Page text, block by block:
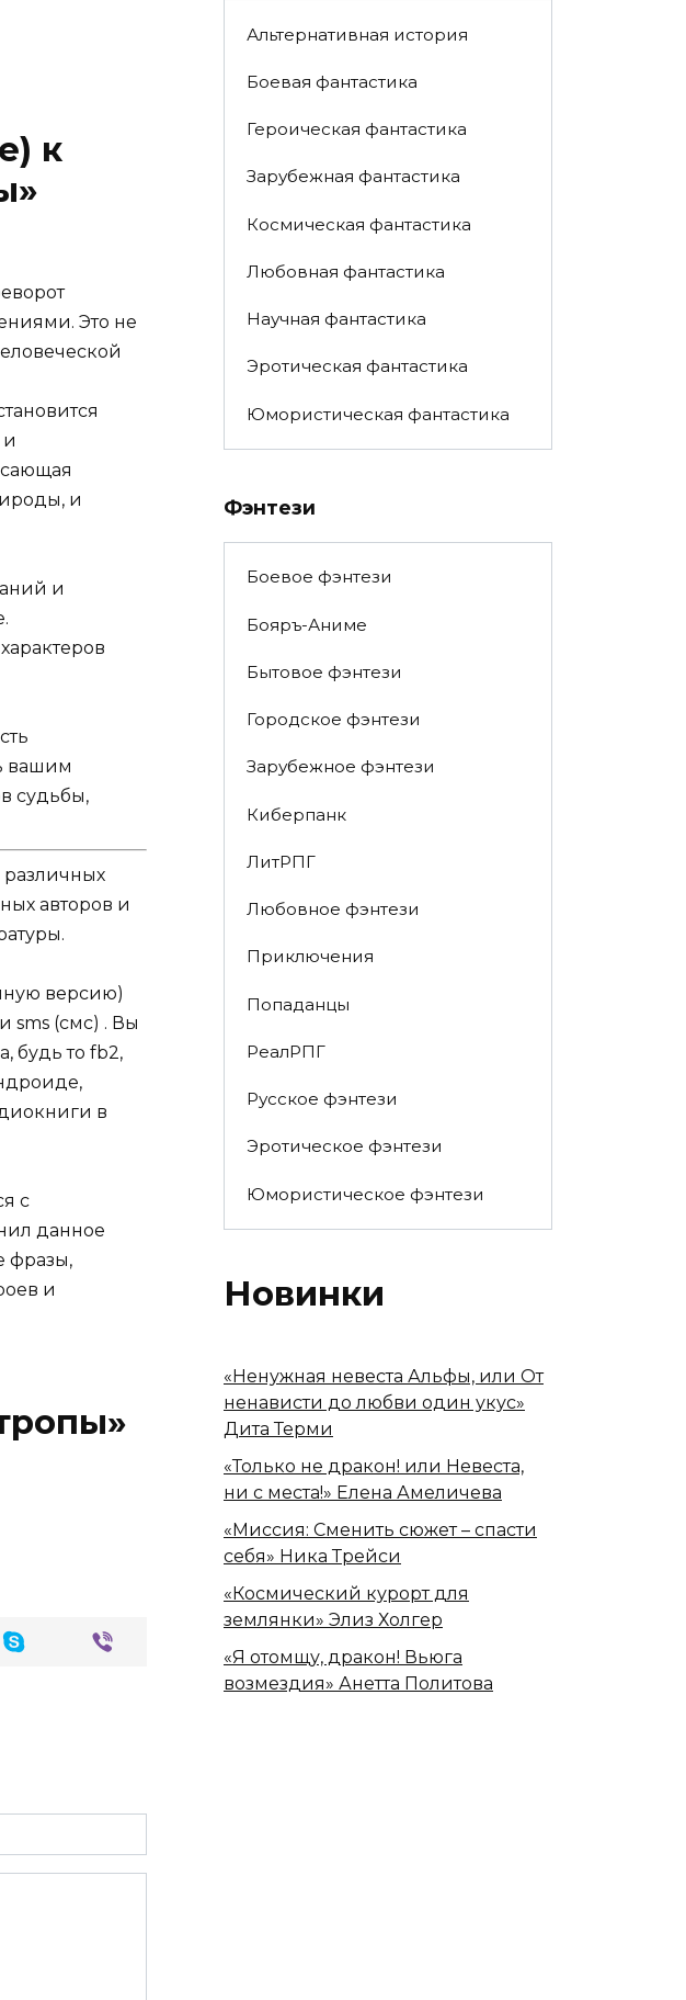
к
Это не
и
и
и
вашим
судьбы,
авторов и
версию)
sms (смс) . Вы
будь то fb2,
в
с
данное
фразы,
и
Альтернативная история
Боевая фантастика
Героическая фантастика
Зарубежная фантастика
Космическая фантастика
Любовная фантастика
Научная фантастика
Эротическая фантастика
Юмористическая фантастика
Фэнтези
Боевое фэнтези
Бояръ-Аниме
Бытовое фэнтези
Городское фэнтези
Зарубежное фэнтези
Киберпанк
ЛитРПГ
Любовное фэнтези
Приключения
Попаданцы
РеалРПГ
Русское фэнтези
Эротическое фэнтези
Юмористическое фэнтези
Новинки
«Ненужная невеста Альфы, или От
ненависти до любви один укус»
Дита Терми
«Только не дракон! или Невеста,
ни с места!» Елена Амеличева
«Миссия: Сменить сюжет – спасти
себя» Ника Трейси
«Космический курорт для
землянки» Элиз Холгер
«Я отомщу, дракон! Вьюга
возмездия» Анетта Политова